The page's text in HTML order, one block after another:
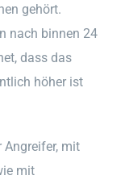
gehört.
nach binnen 24
dass das
höher ist
Angreifer, mit
mit